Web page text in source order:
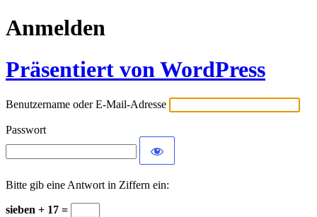
Anmelden
Präsentiert von WordPress
Benutzername oder E-Mail-Adresse
Passwort
Bitte gib eine Antwort in Ziffern ein:
sieben + 17 =